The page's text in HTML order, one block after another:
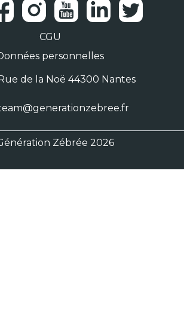
CGU
personnelles
de la Noë 44300 Nantes
Zébrée 2026